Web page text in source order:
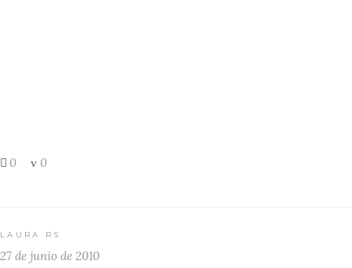
0 0
LAURA RS
27 de junio de 2010